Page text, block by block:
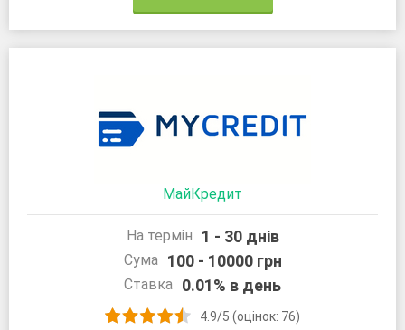
МайКредит
На термін 1 - 30 днів
Сума 100 - 10000 грн
Ставка 0.01% в день
4.9/5 (оцінок: 76)